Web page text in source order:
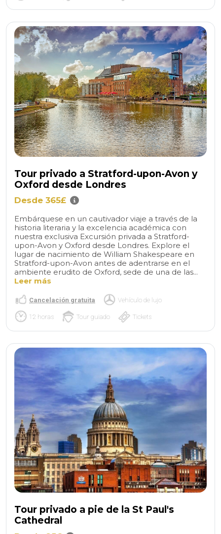
Tour privado a Stratford-upon-Avon y
Oxford desde Londres
Desde 365£
Embárquese en un cautivador viaje a través de la
historia literaria y la excelencia académica con
nuestra exclusiva Excursión privada a Stratford-
upon-Avon y Oxford desde Londres. Explore el
lugar de nacimiento de William Shakespeare en
Stratford-upon-Avon antes de adentrarse en el
ambiente erudito de Oxford, sede de una de las...
Leer más
Cancelación gratuita Vehículo de lujo
12 horas Tour guiado Tickets
Tour privado a pie de la St Paul's
Cathedral